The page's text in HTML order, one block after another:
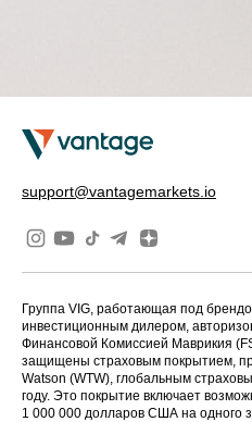
support@vantagemarkets.io
Группа VIG, работающая под
инвестиционным дилером,
Финансовой Комиссией Маврикия
защищены страховым покрытием,
Watson (WTW), глобальным
году. Это покрытие включает
1 000 000 долларов США на одного